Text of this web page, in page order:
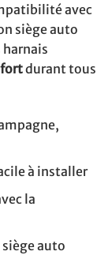
avec
siège auto
harnais
durant tous
à installer
la
auto